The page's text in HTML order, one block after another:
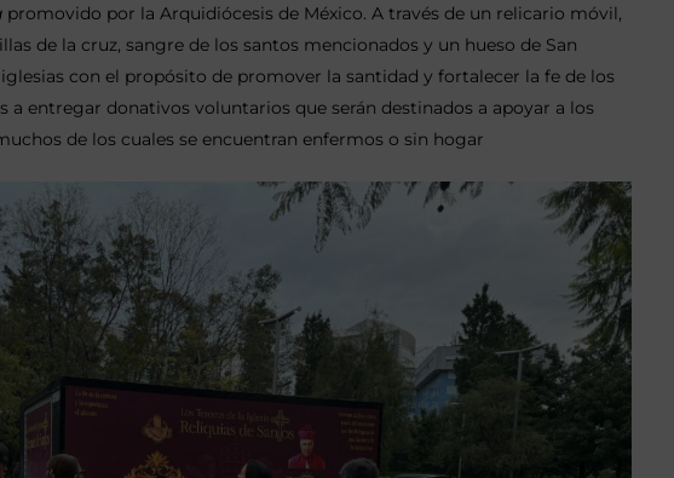
promovido por la Arquidiócesis de México. A través de un relicario móvil,
de la cruz, sangre de los santos mencionados y un hueso de San
con el propósito de promover la santidad y fortalecer la fe de los
a entregar donativos voluntarios que serán destinados a apoyar a los
de los cuales se encuentran enfermos o sin hogar